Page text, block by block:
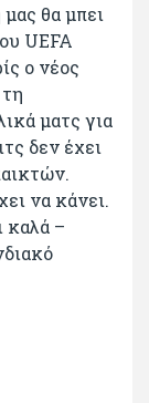
θα μπει
UΕFA
ο νέος
ματς για
δεν έχει
να κάνει.
καλά –